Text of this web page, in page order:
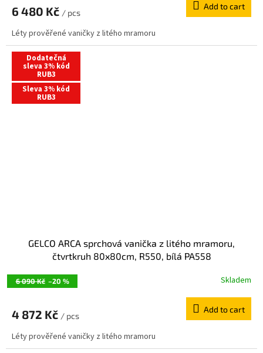
6 480 Kč / pcs
Add to cart
Léty prověřené vaničky z litého mramoru
Dodatečná
sleva 3% kód
RUB3
Sleva 3% kód
RUB3
6 090 Kč –20 %
GELCO ARCA sprchová vanička z litého mramoru,
čtvrtkruh 80x80cm, R550, bílá PA558
Skladem
4 872 Kč / pcs
Add to cart
Léty prověřené vaničky z litého mramoru